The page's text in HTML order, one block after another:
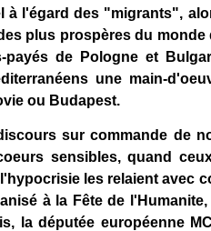
à l'égard des "migrants",
plus prospères du
payés de Pologne et
une main-
ou Budapest.
sur commande de
sensibles, quand
les relaient avec
à la Fête de
la députée européenne